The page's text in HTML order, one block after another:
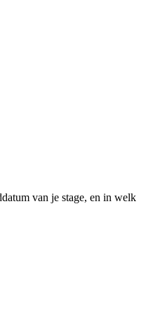
van je stage, en in welk